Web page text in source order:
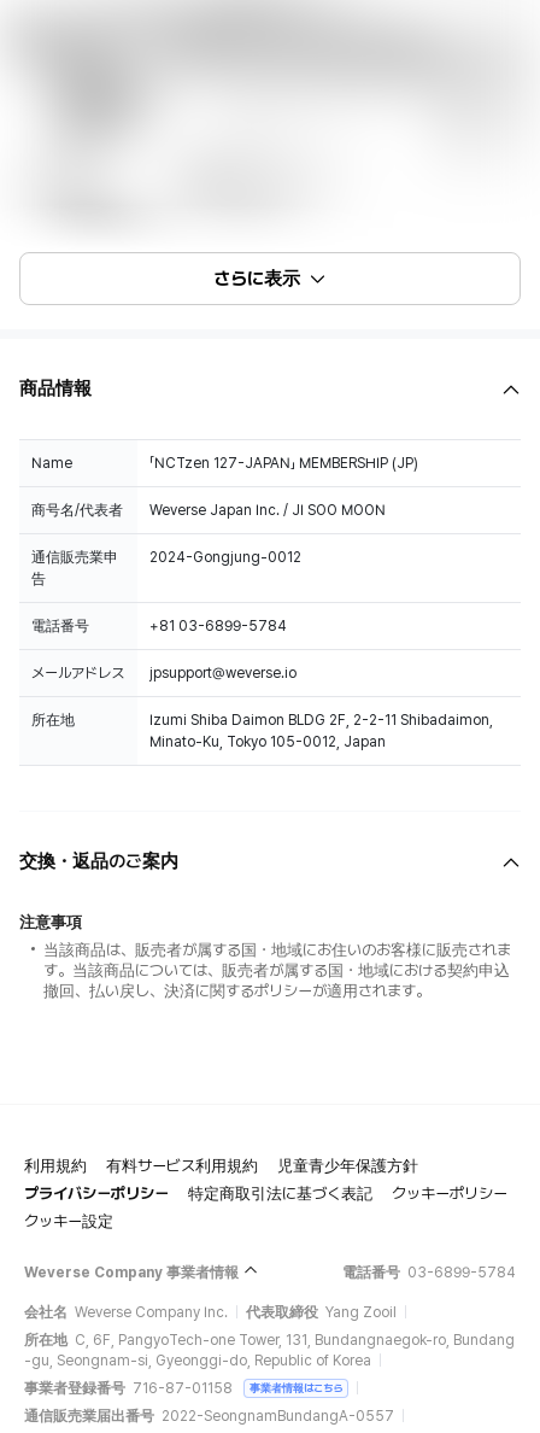
さらに表示
商品情報
Name 「NCTzen 127-JAPAN」 MEMBERSHIP (JP)
商号名/代表者 Weverse Japan Inc. / JI SOO MOON
通信販売業申
告
2024-Gongjung-0012
電話番号 +81 03-6899-5784
メールアドレス jpsupport@weverse.io
所在地
Izumi Shiba Daimon BLDG 2F, 2-2-11 Shibadaimon,
Minato-Ku, Tokyo 105-0012, Japan
交換・返品のご案内
注意事項
当該商品は、販売者が属する国・地域にお住いのお客様に販売されま
す。当該商品については、販売者が属する国・地域における契約申込
撤回、払い戻し、決済に関するポリシーが適用されます。
利用規約 有料サービス利用規約
児童青少年保護方針
プライバシーポリシー
特定商取引法に基づく表記
クッキーポリシー
クッキー設定
Weverse Company 事業者情報 電話番号 03-6899-5784
会社名 Weverse Company Inc. 代表取締役 Yang Zooil
所在地 C, 6F, PangyoTech-one Tower, 131, Bundangnaegok-ro, Bundang
-gu, Seongnam-si, Gyeonggi-do, Republic of Korea
事業者登録番号 716-87-01158 事業者情報はこちら
通信販売業届出番号 2022-SeongnamBundangA-0557